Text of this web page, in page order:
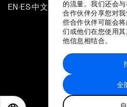
的流量。我们还会
合作伙伴分享您对
些合作伙伴可能会
们或他们在您使用
他信息相结合。
全
EN ▪ ES▪中文▪ 日本語
站点地图